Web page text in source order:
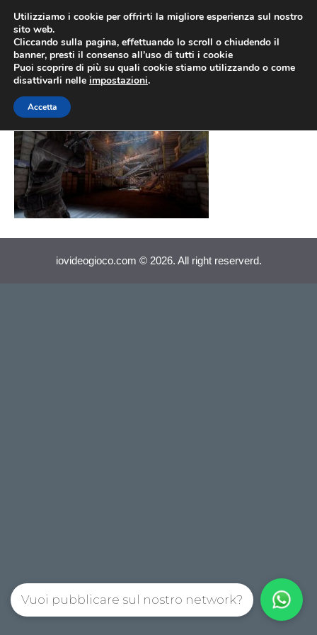
contenuto
F.3.A.R. PC
iovideogioco.com © 2026. All right reserverd.
Utilizziamo i cookie per offrirti la migliore esperienza sul nostro
sito web.
Cliccando sulla pagina, effettuando lo scroll o chiudendo il
banner, presti il consenso all’uso di tutti i cookie
Puoi scoprire di più su quali cookie stiamo utilizzando o come
disattivarli nelle impostazioni.
Accetta
Vuoi pubblicare sul nostro network?